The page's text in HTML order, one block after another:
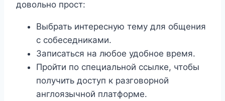
довольно прост:
Выбрать интересную тему для общения
с собеседниками.
Записаться на любое удобное время.
Пройти по специальной ссылке, чтобы
получить доступ к разговорной
англоязычной платформе.